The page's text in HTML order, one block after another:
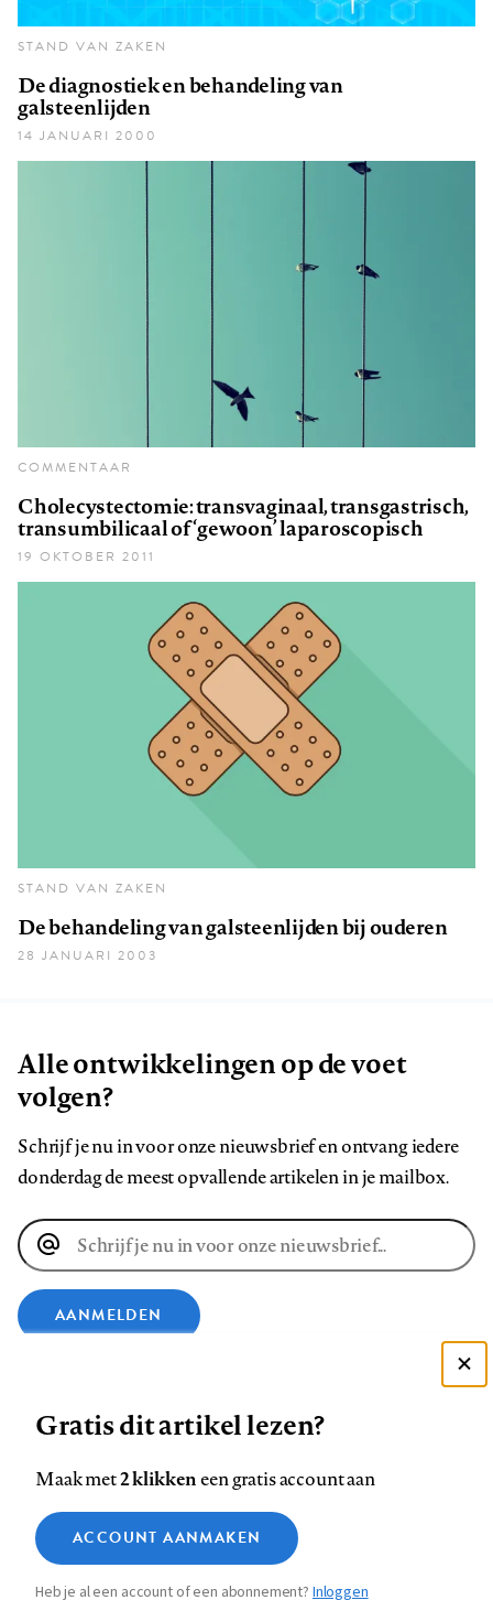
STAND VAN ZAKEN
De diagnostiek en behandeling van
galsteenlijden
14 JANUARI 2000
COMMENTAAR
Cholecystectomie: transvaginaal, transgastrisch,
transumbilicaal of ‘gewoon’ laparoscopisch
19 OKTOBER 2011
STAND VAN ZAKEN
De behandeling van galsteenlijden bij ouderen
28 JANUARI 2003
Alle ontwikkelingen op de voet
volgen?
Schrijf je nu in voor onze nieuwsbrief en ontvang iedere
donderdag de meest opvallende artikelen in je mailbox.
E-
mailadres
AANMELDEN
ons
op
Facebook
ons
ons
ons
Instagram
ons
YouTube
ons
Footer
Contact Colofon Disclaimer Privacy
Medische vragen verdienen
betrouwbare antwoorden
Zie onze cookie policy
Analytische cookies
Marketing cookies
Gratis dit artikel lezen?
Maak met2 klikkeneen gratis account aan
ACCOUNT AANMAKEN
Heb je al een account of een abonnement?Inloggen